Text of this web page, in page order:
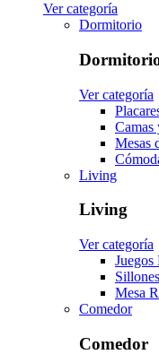
Ver categoría
Dormitorio
Ver categoría
Camas
Mesas
Living
Living
Ver categoría
Sillones
Mesa
Comedor
Comedor